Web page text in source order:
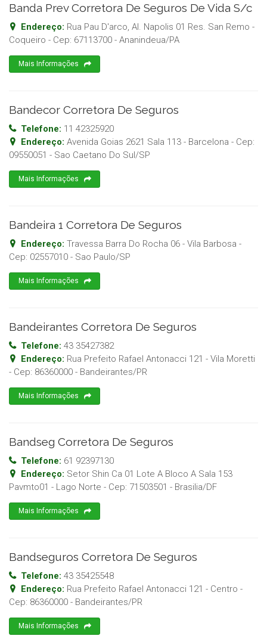
Banda Prev Corretora De Seguros De Vida S/c
Endereço: Rua Pau D'arco, Al. Napolis 01 Res. San Remo -
Coqueiro - Cep: 67113700 - Ananindeua/PA
Mais Informações
Bandecor Corretora De Seguros
Telefone: 11 42325920
Endereço: Avenida Goias 2621 Sala 113 - Barcelona - Cep:
09550051 - Sao Caetano Do Sul/SP
Mais Informações
Bandeira 1 Corretora De Seguros
Endereço: Travessa Barra Do Rocha 06 - Vila Barbosa -
Cep: 02557010 - Sao Paulo/SP
Mais Informações
Bandeirantes Corretora De Seguros
Telefone: 43 35427382
Endereço: Rua Prefeito Rafael Antonacci 121 - Vila Moretti
- Cep: 86360000 - Bandeirantes/PR
Mais Informações
Bandseg Corretora De Seguros
Telefone: 61 92397130
Endereço: Setor Shin Ca 01 Lote A Bloco A Sala 153
Pavmto01 - Lago Norte - Cep: 71503501 - Brasilia/DF
Mais Informações
Bandseguros Corretora De Seguros
Telefone: 43 35425548
Endereço: Rua Prefeito Rafael Antonacci 121 - Centro -
Cep: 86360000 - Bandeirantes/PR
Mais Informações